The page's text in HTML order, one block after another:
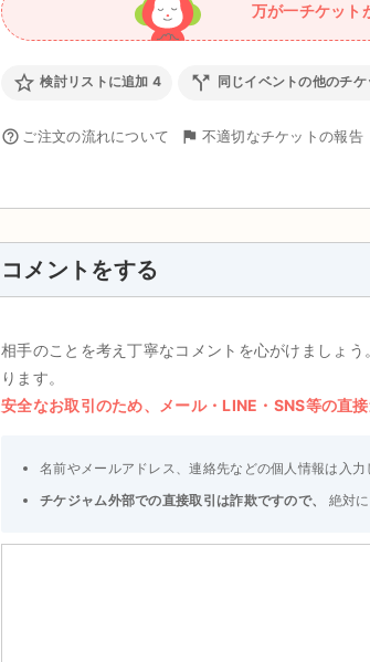
万が一チケット
star_border 検討リストに追加 4 call_split 同じイベントの他のチ
help_outline ご注文の流れについて flag 不適切なチケットの報告
コメントをする
相手のことを考え丁寧なコメントを心がけましょ
ります。
安全なお取引のため、メール・LINE・SNS等の直
名前やメールアドレス、連絡先などの個人情報は入力
チケジャム外部での直接取引は詐欺ですので、
絶対